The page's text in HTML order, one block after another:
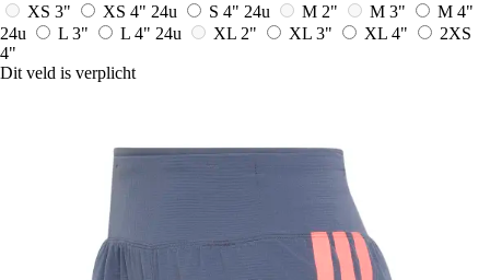
XS 3"
XS 4" 24u S 4" 24u M 2" M 3"
M 4"
24u
L 3" L 4" 24u XL 2" XL 3" XL 4"
2XS
4"
Dit veld is verplicht